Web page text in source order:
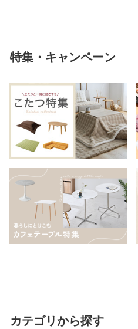
特集・キャンペーン
カテゴリから探す